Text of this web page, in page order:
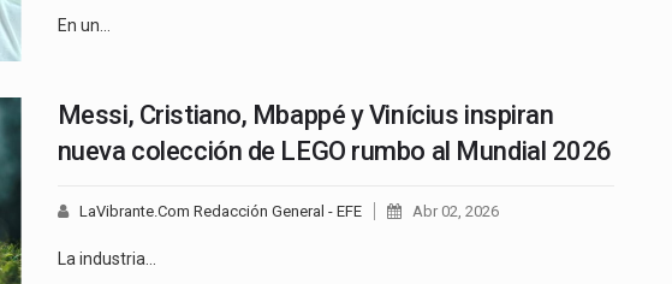
En un…
Messi, Cristiano, Mbappé y Vinícius inspiran
nueva colección de LEGO rumbo al Mundial 2026
LaVibrante.Com Redacción General - EFE Abr 02, 2026
La industria…